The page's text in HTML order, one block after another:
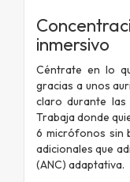
inmersivo
Céntrate en lo
gracias a unos
claro durante las
Trabaja donde
6 micrófonos sin
adicionales que
(ANC) adaptativa.